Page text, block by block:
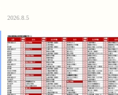
2026.8.5